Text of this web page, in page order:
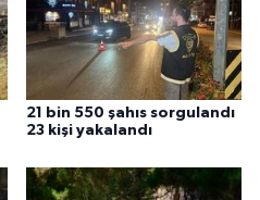
21 bin 550 şahıs sorgulandı
23 kişi yakalandı